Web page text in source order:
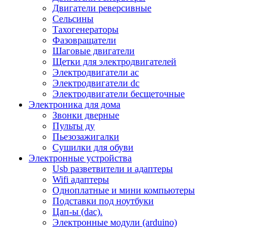
Двигатели реверсивные
Сельсины
Тахогенераторы
Фазовращатели
Шаговые двигатели
Щетки для электродвигателей
Электродвигатели ac
Электродвигатели dc
Электродвигатели бесщеточные
Электроника для дома
Звонки дверные
Пульты ду
Пьезозажигалки
Сушилки для обуви
Электронные устройства
Usb разветвители и адаптеры
Wifi адаптеры
Одноплатные и мини компьютеры
Подставки под ноутбуки
Цап-ы (dac).
Электронные модули (arduino)